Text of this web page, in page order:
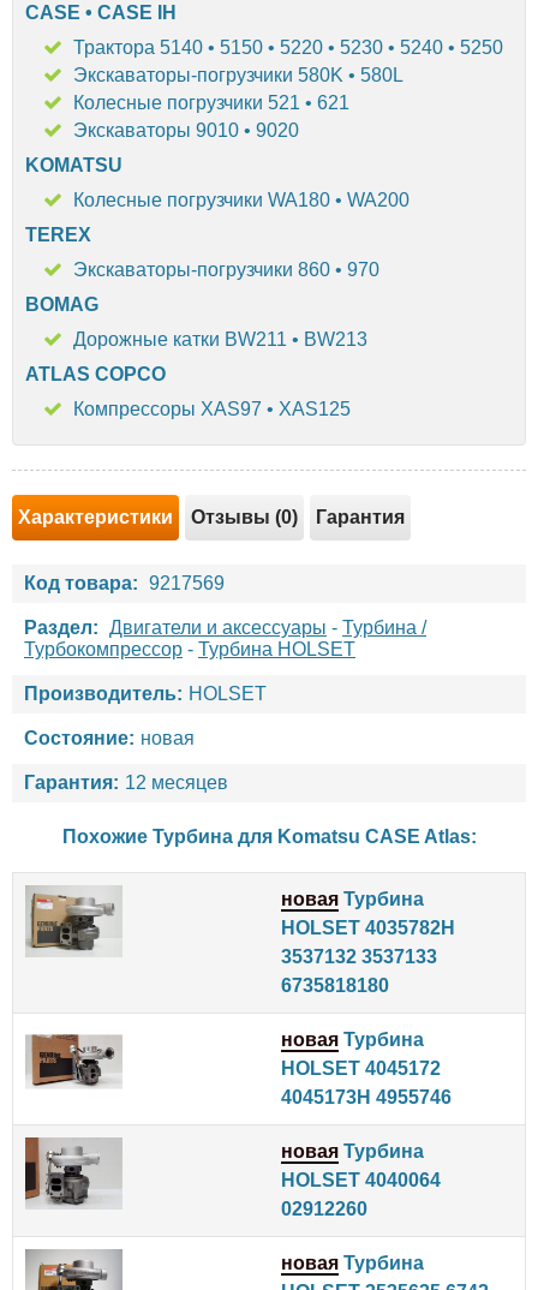
CASE • CASE IH
Трактора 5140 • 5150 • 5220 • 5230 • 5240 • 5250
Экскаваторы-погрузчики 580K • 580L
Колесные погрузчики 521 • 621
Экскаваторы 9010 • 9020
KOMATSU
Колесные погрузчики WA180 • WA200
TEREX
Экскаваторы-погрузчики 860 • 970
BOMAG
Дорожные катки BW211 • BW213
ATLAS COPCO
Компрессоры XAS97 • XAS125
Характеристики Отзывы (0) Гарантия
Код товара: 9217569
Раздел: Двигатели и аксессуары - Турбина /
Турбокомпрессор - Турбина HOLSET
Производитель: HOLSET
Состояние: новая
Гарантия: 12 месяцев
Похожие Турбина для Komatsu CASE Atlas:
новая Турбина
HOLSET 4035782H
3537132 3537133
6735818180
новая Турбина
HOLSET 4045172
4045173H 4955746
новая Турбина
HOLSET 4040064
02912260
новая Турбина